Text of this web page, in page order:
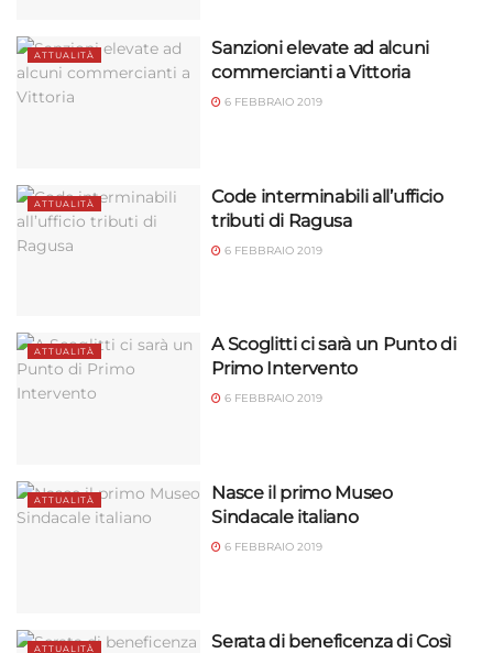
ATTUALITÀ
Sanzioni elevate ad alcuni
commercianti a Vittoria
6 FEBBRAIO 2019
ATTUALITÀ
Code interminabili all’ufficio
tributi di Ragusa
6 FEBBRAIO 2019
ATTUALITÀ
A Scoglitti ci sarà un Punto di
Primo Intervento
6 FEBBRAIO 2019
ATTUALITÀ
Nasce il primo Museo
Sindacale italiano
6 FEBBRAIO 2019
ATTUALITÀ
Serata di beneficenza di Così